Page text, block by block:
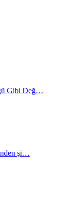
Gibi Değ…
şi…